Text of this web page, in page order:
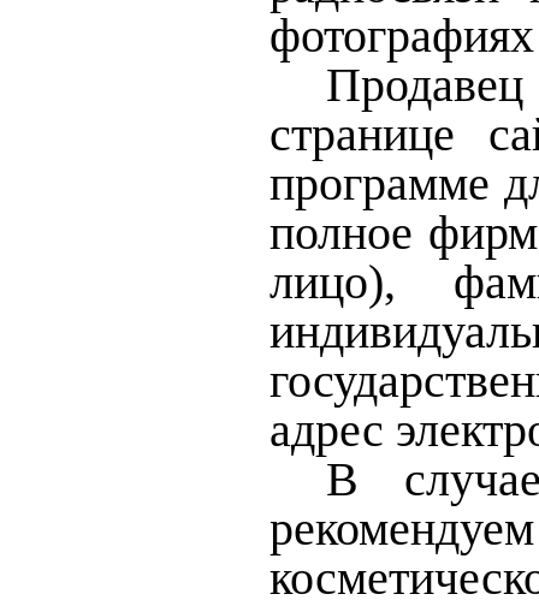
странице
программе
полное
лицо),
адрес
В